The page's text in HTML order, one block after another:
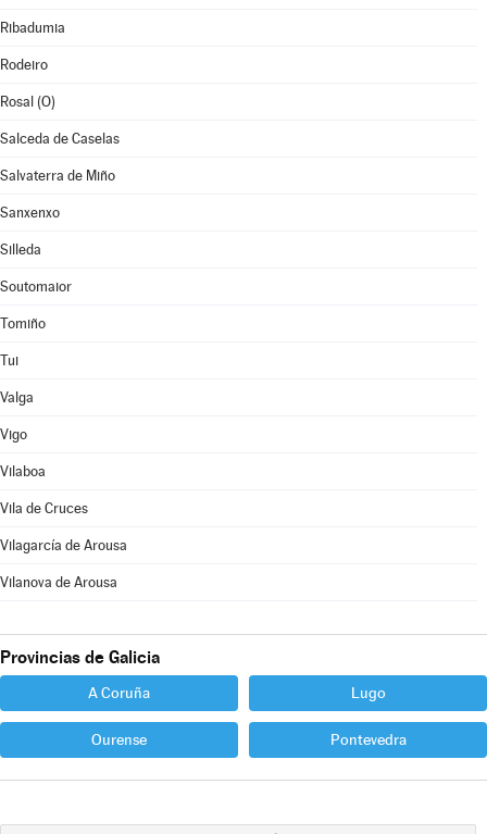
Ribadumia
Rodeiro
Rosal (O)
Salceda de Caselas
Salvaterra de Miño
Sanxenxo
Silleda
Soutomaior
Tomiño
Tui
Valga
Vigo
Vilaboa
Vila de Cruces
Vilagarcía de Arousa
Vilanova de Arousa
Provincias de Galicia
A Coruña Lugo
Ourense Pontevedra